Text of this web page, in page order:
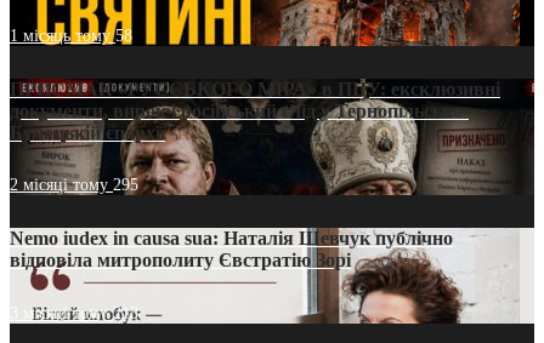
1 місяць тому58
ПРИСМАК «РУССЬКОГО МІРА» в ПЦУ: ексклюзивні
документи, вирок і російський слід у Тернопільсько-
Бучацькій єпархії
2 місяці тому 295
Nemo iudex in causa sua: Наталія Шевчук публічно
відповіла митрополиту Євстратію Зорі
3 місяці тому213